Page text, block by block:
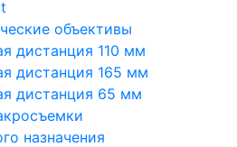
объективы
дистанция 110 мм
дистанция 165 мм
дистанция 65 мм
назначения